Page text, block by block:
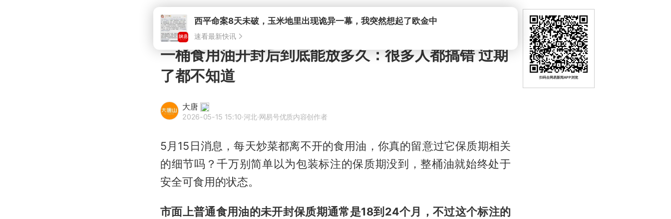
一桶食用油开封后到底能放多久：很多人都搞错 过期
了都不知道
大唐
2026-05-15 15:10·河北·网易号优质内容创作者
5月15日消息，每天炒菜都离不开的食用油，你真的留意过它保质期相关
的细节吗？千万别简单以为包装标注的保质期没到，整桶油就始终处于
安全可食用的状态。
市面上普通食用油的未开封保质期通常是18到24个月，不过这个标注的
扫码去网易新闻APP浏览